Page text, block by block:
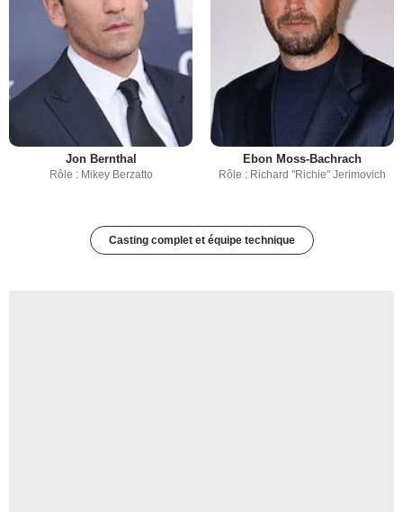
Jon Bernthal
Rôle : Mikey Berzatto
Ebon Moss-Bachrach
Rôle : Richard "Richie" Jerimovich
Casting complet et équipe technique